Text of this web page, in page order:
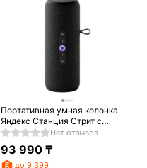
Портативная умная колонка
Яндекс Станция Стрит с
Алисой Черная (YNDX-
Нет отзывов
93 990 ₸
до 9 399